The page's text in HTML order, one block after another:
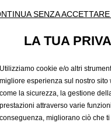
il bagagliaio da
SENZA
LA TUA
Utilizziamo cookie e/o altri
migliore esperienza sul nostro
come la sicurezza, la gestione
prestazioni attraverso varie
conseguenza, migliorano ciò che